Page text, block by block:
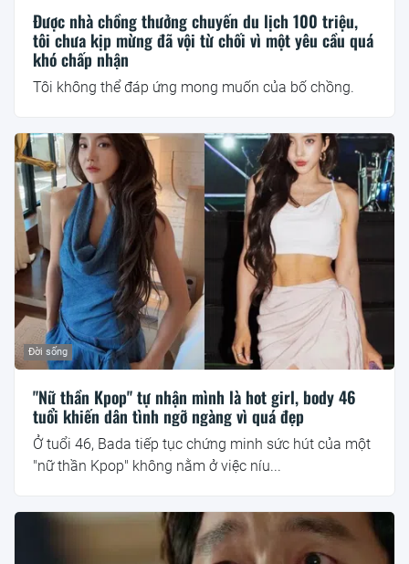
Được nhà chồng thưởng chuyến du lịch 100 triệu,
tôi chưa kịp mừng đã vội từ chối vì một yêu cầu quá
khó chấp nhận
Tôi không thể đáp ứng mong muốn của bố chồng.
Đời sống
"Nữ thần Kpop" tự nhận mình là hot girl, body 46
tuổi khiến dân tình ngỡ ngàng vì quá đẹp
Ở tuổi 46, Bada tiếp tục chứng minh sức hút của một
"nữ thần Kpop" không nằm ở việc níu...